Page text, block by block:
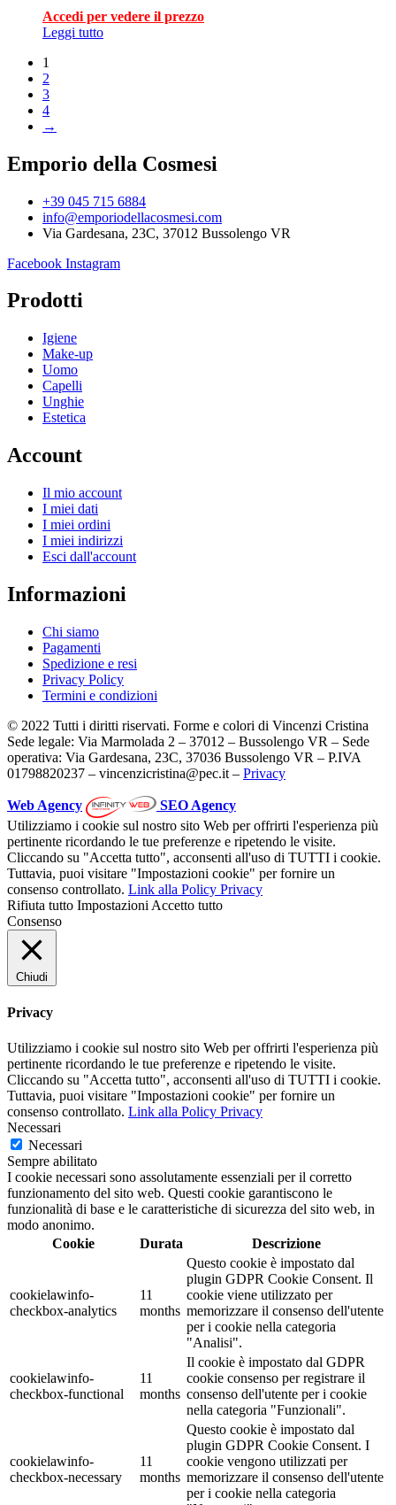
Accedi per vedere il prezzo
Leggi tutto
1
2
3
4
→
Emporio della Cosmesi
+39 045 715 6884
info@emporiodellacosmesi.com
Via Gardesana, 23C, 37012 Bussolengo VR
Facebook Instagram
Prodotti
Igiene
Make-up
Uomo
Capelli
Unghie
Estetica
Account
Il mio account
I miei dati
I miei ordini
I miei indirizzi
Esci dall'account
Informazioni
Chi siamo
Pagamenti
Spedizione e resi
Privacy Policy
Termini e condizioni
© 2022 Tutti i diritti riservati. Forme e colori di Vincenzi Cristina
Sede legale: Via Marmolada 2 – 37012 – Bussolengo VR – Sede
operativa: Via Gardesana, 23C, 37036 Bussolengo VR – P.IVA
01798820237 – vincenzicristina@pec.it – Privacy
Web Agency
SEO Agency
Utilizziamo i cookie sul nostro sito Web per offrirti l'esperienza più
pertinente ricordando le tue preferenze e ripetendo le visite.
Cliccando su "Accetta tutto", acconsenti all'uso di TUTTI i cookie.
Tuttavia, puoi visitare "Impostazioni cookie" per fornire un
consenso controllato. Link alla Policy Privacy
Rifiuta tutto Impostazioni Accetto tutto
Consenso
Chiudi
Privacy
Utilizziamo i cookie sul nostro sito Web per offrirti l'esperienza più
pertinente ricordando le tue preferenze e ripetendo le visite.
Cliccando su "Accetta tutto", acconsenti all'uso di TUTTI i cookie.
Tuttavia, puoi visitare "Impostazioni cookie" per fornire un
consenso controllato. Link alla Policy Privacy
Necessari
Necessari
Sempre abilitato
I cookie necessari sono assolutamente essenziali per il corretto
funzionamento del sito web. Questi cookie garantiscono le
funzionalità di base e le caratteristiche di sicurezza del sito web, in
modo anonimo.
Cookie
Durata Descrizione
cookielawinfo-
checkbox-analytics
11
months
Questo cookie è impostato dal
plugin GDPR Cookie Consent. Il
cookie viene utilizzato per
memorizzare il consenso dell'utente
per i cookie nella categoria
"Analisi".
cookielawinfo-
checkbox-functional
11
months
Il cookie è impostato dal GDPR
cookie consenso per registrare il
consenso dell'utente per i cookie
nella categoria "Funzionali".
cookielawinfo-
checkbox-necessary
11
months
Questo cookie è impostato dal
plugin GDPR Cookie Consent. I
cookie vengono utilizzati per
memorizzare il consenso dell'utente
per i cookie nella categoria